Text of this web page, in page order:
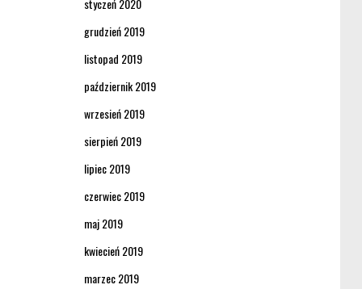
styczeń 2020
grudzień 2019
listopad 2019
październik 2019
wrzesień 2019
sierpień 2019
lipiec 2019
czerwiec 2019
maj 2019
kwiecień 2019
marzec 2019